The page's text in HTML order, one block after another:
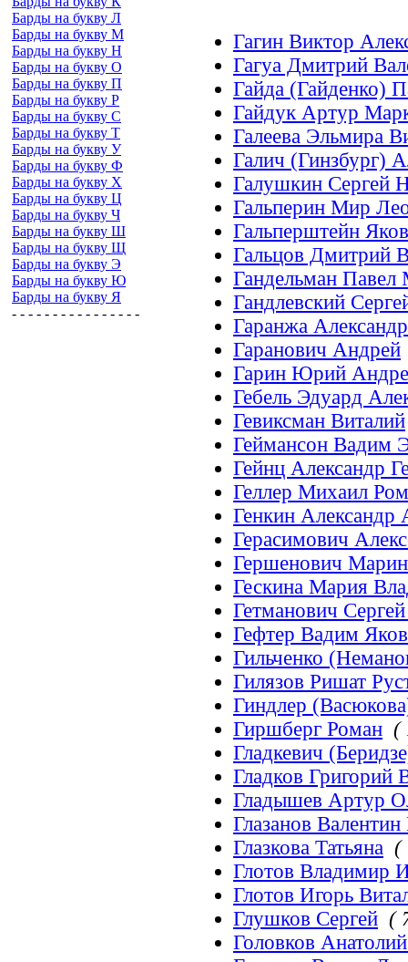
Барды на букву Л
Барды на букву М
Барды на букву Н
Барды на букву О
Барды на букву П
Барды на букву Р
Барды на букву С
Барды на букву Т
Барды на букву У
Барды на букву Ф
Барды на букву Х
Барды на букву Ц
Барды на букву Ч
Барды на букву Ш
Барды на букву Щ
Барды на букву Э
Барды на букву Ю
Барды на букву Я
- - - - - - - - - - - - - - - -
Гагин Виктор
Гагуа Дмитрий
Гайда (Гайденко)
Гайдук Артур
Галеева Эльмира
Галич (Гинзбург)
Галушкин Сергей
Гальперин Мир
Гальперштейн
Гальцов Дмитрий
Гандельман Павел
Гандлевский
Гаранжа Александр
Гаранович Андрей
Гарин Юрий
Гебель Эдуард
Гевиксман Виталий
Геймансон Вадим
Гейнц Александр
Геллер Михаил
Генкин Александр
Герасимович
Гершенович
Гескина Мария
Гетманович
Гефтер Вадим
Гильченко
Гилязов Ришат
Гиндлер
Гиршберг Роман (
Гладкевич
Гладков Григорий
Гладышев Артур
Глазанов Валентин
Глазкова Татьяна (
Глотов Владимир
Глотов Игорь
Глушков Сергей (
Головков